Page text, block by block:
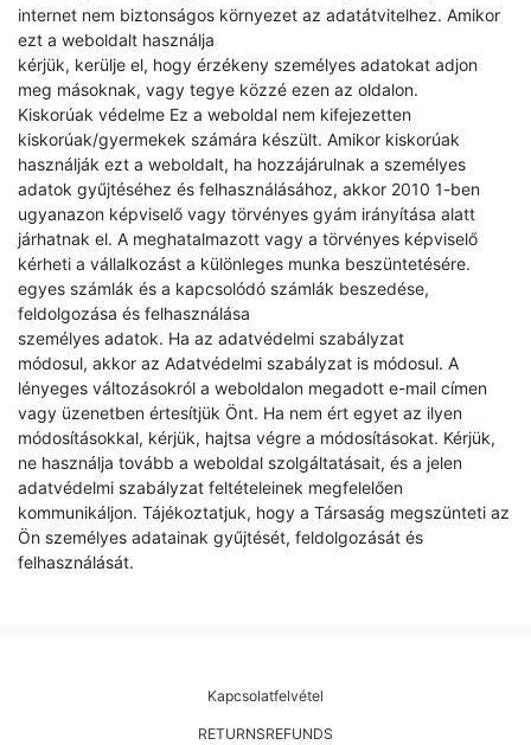
internet nem biztonságos környezet az adatátvitelhez. Amikor
ezt a weboldalt használja
kérjük, kerülje el, hogy érzékeny személyes adatokat adjon
meg másoknak, vagy tegye közzé ezen az oldalon.
Kiskorúak védelme Ez a weboldal nem kifejezetten
kiskorúak/gyermekek számára készült. Amikor kiskorúak
használják ezt a weboldalt, ha hozzájárulnak a személyes
adatok gyűjtéséhez és felhasználásához, akkor 2010 1-ben
ugyanazon képviselő vagy törvényes gyám irányítása alatt
járhatnak el. A meghatalmazott vagy a törvényes képviselő
kérheti a vállalkozást a különleges munka beszüntetésére.
egyes számlák és a kapcsolódó számlák beszedése,
feldolgozása és felhasználása
személyes adatok. Ha az adatvédelmi szabályzat
módosul, akkor az Adatvédelmi szabályzat is módosul. A
lényeges változásokról a weboldalon megadott e-mail címen
vagy üzenetben értesítjük Önt. Ha nem ért egyet az ilyen
módosításokkal, kérjük, hajtsa végre a módosításokat. Kérjük,
ne használja tovább a weboldal szolgáltatásait, és a jelen
adatvédelmi szabályzat feltételeinek megfelelően
kommunikáljon. Tájékoztatjuk, hogy a Társaság megszünteti az
Ön személyes adatainak gyűjtését, feldolgozását és
felhasználását.
Kapcsolatfelvétel
RETURNSREFUNDS